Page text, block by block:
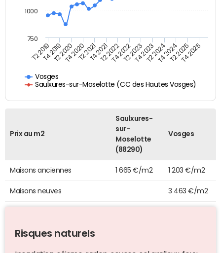
Vosges
Saulxures-sur-Moselotte (CC des Hautes Vosges)
T2 2019T4 2019T2 2020T4 2020T2 2021T4 2021T2 2022T4 2022T2 2023T4 2023T2 2024T4 2024T2 2025T4 2025
750
1000
Prix au m2
Saulxures-
sur-
Moselotte
(88290)
Vosges
Maisons anciennes 1 665 €/m2 1 203 €/m2
Maisons neuves 3 463 €/m2
Risques naturels